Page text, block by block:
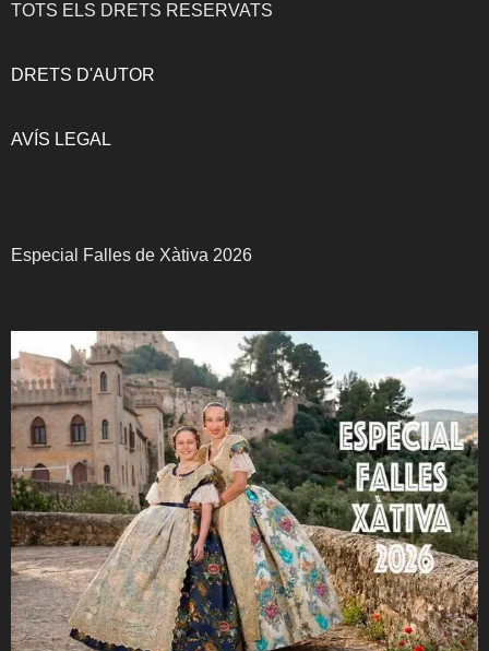
TOTS ELS DRETS RESERVATS
DRETS D'AUTOR
AVÍS LEGAL
Especial Falles de Xàtiva 2026